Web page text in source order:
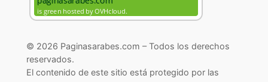
© 2026 Paginasarabes.com – Todos los derechos
reservados.
El contenido de este sitio está protegido por las